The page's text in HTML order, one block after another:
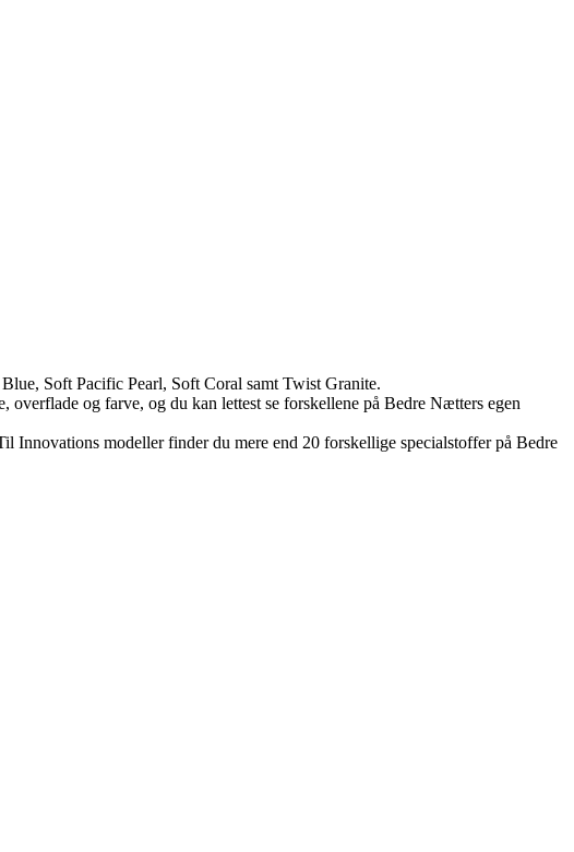
Soft Pacific Pearl, Soft Coral samt Twist Granite.
og farve, og du kan lettest se forskellene på Bedre Nætters egen
modeller finder du mere end 20 forskellige specialstoffer på Bedre